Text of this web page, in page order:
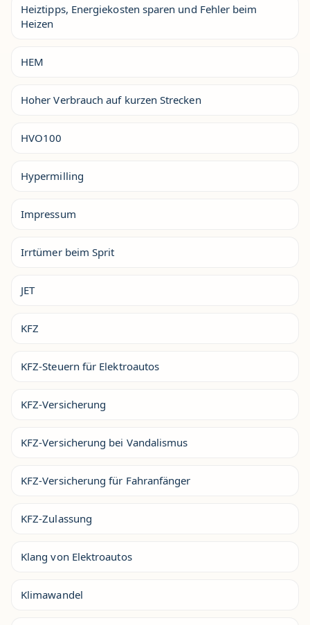
Heiztipps, Energiekosten sparen und Fehler beim
Heizen
HEM
Hoher Verbrauch auf kurzen Strecken
HVO100
Hypermilling
Impressum
Irrtümer beim Sprit
JET
KFZ
KFZ-Steuern für Elektroautos
KFZ-Versicherung
KFZ-Versicherung bei Vandalismus
KFZ-Versicherung für Fahranfänger
KFZ-Zulassung
Klang von Elektroautos
Klimawandel